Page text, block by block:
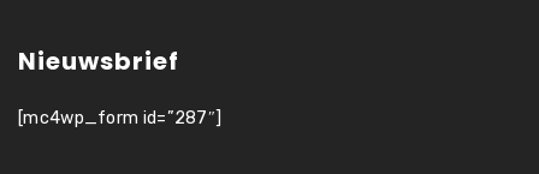
Nieuwsbrief
[mc4wp_form id=”287″]